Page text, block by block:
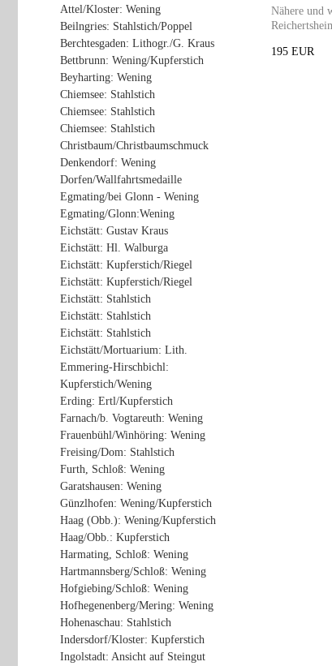
Attel/Kloster: Wening
Beilngries: Stahlstich/Poppel
Berchtesgaden: Lithogr./G. Kraus
Bettbrunn: Wening/Kupferstich
Beyharting: Wening
Chiemsee: Stahlstich
Chiemsee: Stahlstich
Chiemsee: Stahlstich
Christbaum/Christbaumschmuck
Denkendorf: Wening
Dorfen/Wallfahrtsmedaille
Egmating/bei Glonn - Wening
Egmating/Glonn:Wening
Eichstätt: Gustav Kraus
Eichstätt: Hl. Walburga
Eichstätt: Kupferstich/Riegel
Eichstätt: Kupferstich/Riegel
Eichstätt: Stahlstich
Eichstätt: Stahlstich
Eichstätt: Stahlstich
Eichstätt/Mortuarium: Lith.
Emmering-Hirschbichl:
Kupferstich/Wening
Erding: Ertl/Kupferstich
Farnach/b. Vogtareuth: Wening
Frauenbühl/Winhöring: Wening
Freising/Dom: Stahlstich
Furth, Schloß: Wening
Garatshausen: Wening
Günzlhofen: Wening/Kupferstich
Haag (Obb.): Wening/Kupferstich
Haag/Obb.: Kupferstich
Harmating, Schloß: Wening
Hartmannsberg/Schloß: Wening
Hofgiebing/Schloß: Wening
Hofhegenenberg/Mering: Wening
Hohenaschau: Stahlstich
Indersdorf/Kloster: Kupferstich
Ingolstadt: Ansicht auf Steingut
Nähere und
195 EUR